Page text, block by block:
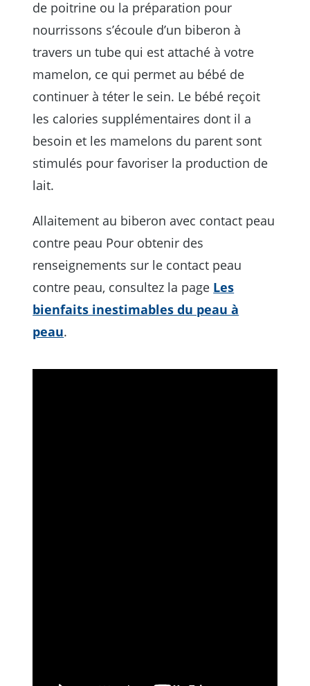
de poitrine ou la préparation pour
nourrissons s’écoule d’un biberon à
travers un tube qui est attaché à votre
mamelon, ce qui permet au bébé de
continuer à téter le sein. Le bébé reçoit
les calories supplémentaires dont il a
besoin et les mamelons du parent sont
stimulés pour favoriser la production de
lait.
Allaitement au biberon avec contact peau
contre peau Pour obtenir des
renseignements sur le contact peau
contre peau, consultez la page Les
bienfaits inestimables du peau à
peau.